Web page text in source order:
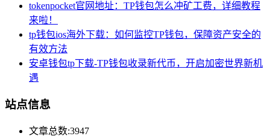
tokenpocket官网地址：TP钱包怎么冲矿工费，详细教程
来啦！
tp钱包ios海外下载：如何监控TP钱包，保障资产安全的
有效方法
安卓钱包tp下载-TP钱包收录新代币，开启加密世界新机
遇
站点信息
文章总数:3947